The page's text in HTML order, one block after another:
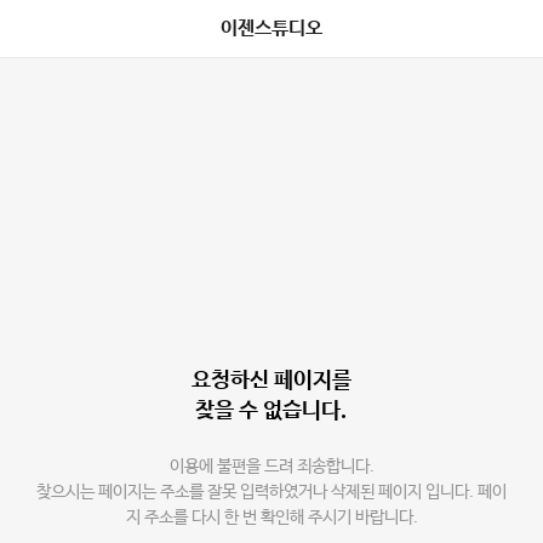
이젠스튜디오
요청하신 페이지를
찾을 수 없습니다.
이용에 불편을 드려 죄송합니다.
찾으시는 페이지는 주소를 잘못 입력하였거나 삭제된 페이지 입니다. 페이
지 주소를 다시 한 번 확인해 주시기 바랍니다.